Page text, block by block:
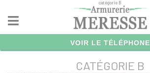
catégorie B
VOIR LE TÉLÉPHONE
CATÉGORIE B
Panneau de gestion des cookies